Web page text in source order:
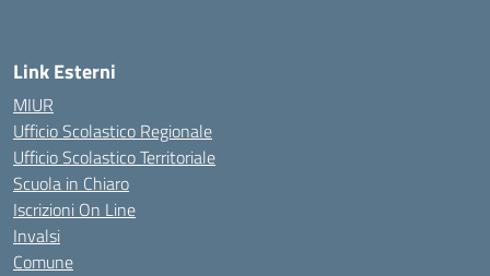
Link Esterni
MIUR
Ufficio Scolastico Regionale
Ufficio Scolastico Territoriale
Scuola in Chiaro
Iscrizioni On Line
Invalsi
Comune